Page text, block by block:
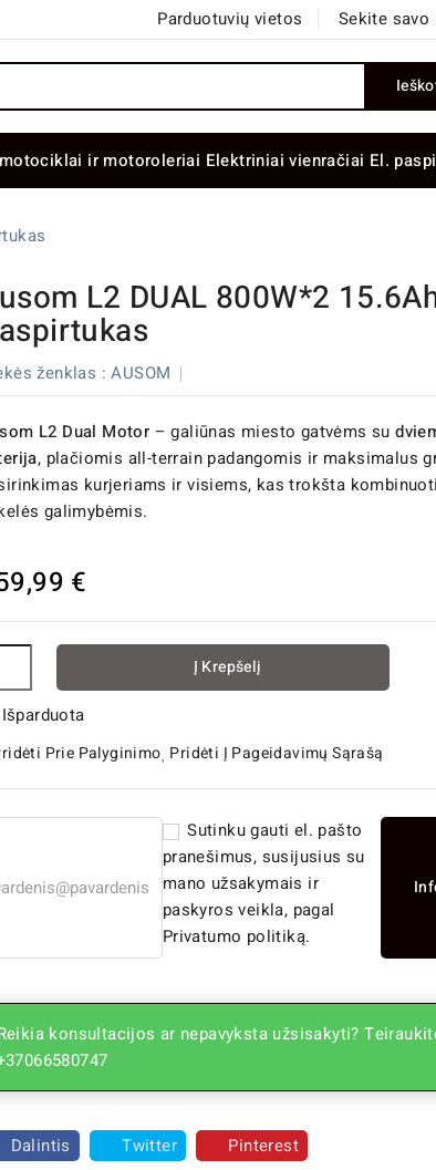
Parduotuvių vietos Sekite savo
ir motoroleriai Elektriniai vienračiai El.
L2 DUAL 800W*2
ženklas : AUSOM
L2 Dual Motor – galiūnas miesto gatvėms su
, plačiomis all-terrain padangomis ir maksimalus
kurjeriams ir visiems, kas trokšta
galimybėmis.
€
Į Krepšelį
Išparduota
Prie Palyginimo Pridėti Į Pageidavimų Sąrašą
Sutinku gauti el. pašto
pranešimus, susijusius su
mano užsakymais ir
paskyros veikla, pagal
Privatumo politiką.
konsultacijos ar nepavyksta užsisakyti?
Dalintis Twitter Pinterest